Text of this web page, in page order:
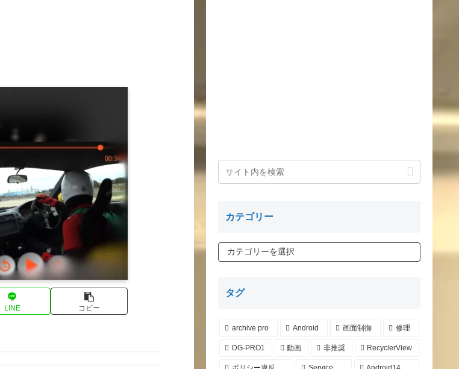
LINE コピー
カテゴリー
タグ
archive pro Android 画面制御 修理
DG-PRO1 動画 非推奨 RecyclerView